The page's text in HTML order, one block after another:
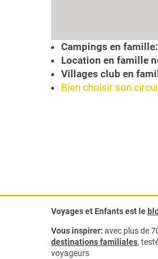
c
h
e
p
a
i
e
Campings en
Location en famille
Villages club en
Bien choisir son
Voyages et Enfants est le
Vous inspirer: avec plus de
destinations familiales,
voyageurs